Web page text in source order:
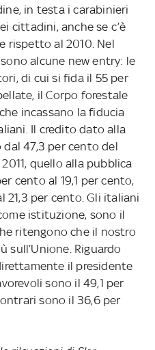
in testa i carabinieri
cittadini, anche se c’è
rispetto al 2010. Nel
alcune new entry: le
di cui si fida il 55 per
il Corpo forestale
incassano la fiducia
Il credito dato alla
47,3 per cento del
quello alla pubblica
cento al 19,1 per cento,
21,3 per cento. Gli italiani
istituzione, sono il
ritengono che il nostro
sull’Unione. Riguardo
il presidente
sono il 49,1 per
sono il 36,6 per